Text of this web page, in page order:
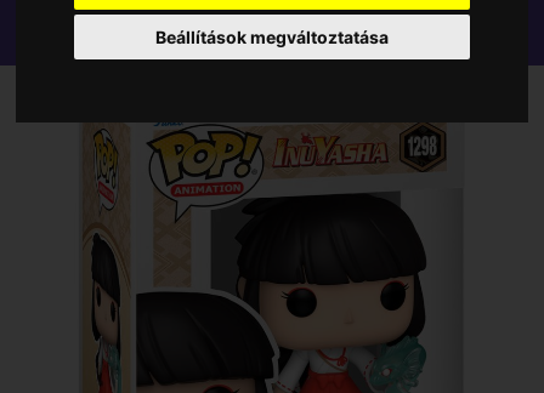
Beállítások megváltoztatása